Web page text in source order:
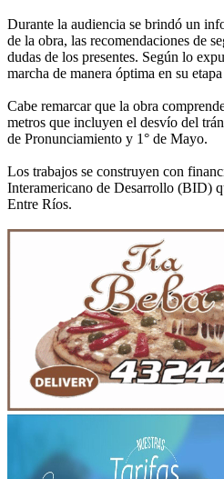
Durante la audiencia se brindó un
de la obra, las recomendaciones de
dudas de los presentes. Según lo
marcha de manera óptima en su
Cabe remarcar que la obra
metros que incluyen el desvío del
de Pronunciamiento y 1° de Mayo.
Los trabajos se construyen con
Interamericano de Desarrollo (BID)
Entre Ríos.